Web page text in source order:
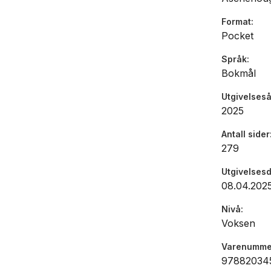
oppskrift
en
Format
Pocket
Språk
Bokmål
2025
Antall sider
279
Nivå
Voksen